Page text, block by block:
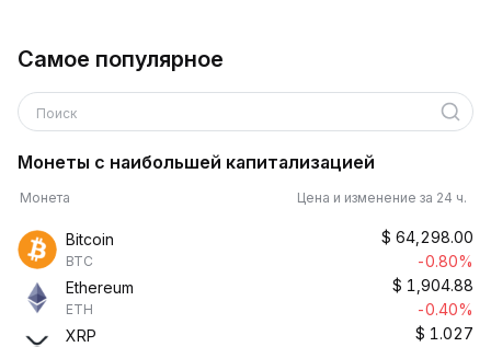
Самое популярное
Поиск
Монеты с наибольшей капитализацией
Монета Цена и изменение за 24 ч.
Bitcoin
BTC
$ 64,298.00
-0.80%
Ethereum
ETH
$ 1,904.88
-0.40%
XRP
$ 1.027